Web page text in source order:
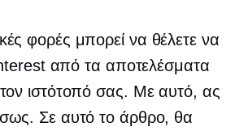
φορές μπορεί να θέλετε να
από τα αποτελέσματα
ιστότοπό σας. Με αυτό, ας
Σε αυτό το άρθρο, θα